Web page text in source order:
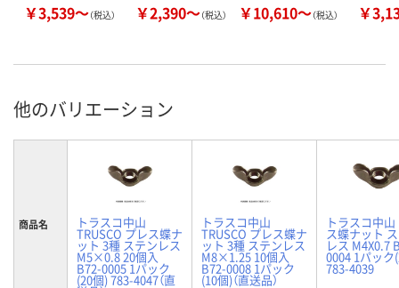
￥3,539～（税込） ￥2,390～（税込） ￥10,610～（税込） ￥
他のバリエーション
商品名 トラスコ中山
TRUSCO プレス蝶ナ
ット 3種 ステンレス
M5×0.8 20個入
B72-0005 1パック
(20個) 783-4047（直
トラスコ中山
TRUSCO プレス蝶ナ
ット 3種 ステンレス
M8×1.25 10個入
B72-0008 1パック
(10個)（直送品）
トラスコ中
ス蝶ナット
レス M4X0.7
0004 1パック
783-4039